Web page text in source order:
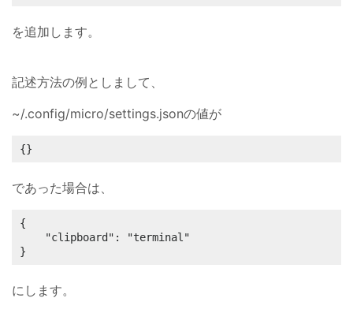
を追加します。
記述方法の例としまして、
~/.config/micro/settings.jsonの値が
{}
であった場合は、
{
    "clipboard": "terminal"
}
にします。